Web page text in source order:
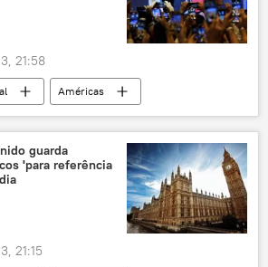
21:58
Américas
Milei
Argentina
guarda
'para referência
21:15